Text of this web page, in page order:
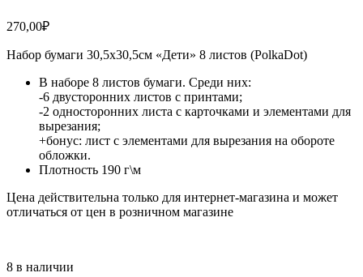
270,00₽
Набор бумаги 30,5х30,5см «Дети» 8 листов (PolkaDot)
В наборе 8 листов бумаги. Среди них:
-6 двусторонних листов c принтами;
-2 односторонних листа с карточками и элементами для
вырезания;
+бонус: лист с элементами для вырезания на обороте
обложки.
Плотность 190 г\м
Цена действительна только для интернет-магазина и может
отличаться от цен в розничном магазине
8 в наличии